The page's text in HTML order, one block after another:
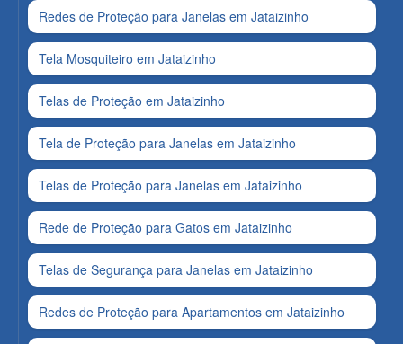
Redes de Proteção para Janelas em Jataizinho
Tela Mosquiteiro em Jataizinho
Telas de Proteção em Jataizinho
Tela de Proteção para Janelas em Jataizinho
Telas de Proteção para Janelas em Jataizinho
Rede de Proteção para Gatos em Jataizinho
Telas de Segurança para Janelas em Jataizinho
Redes de Proteção para Apartamentos em Jataizinho